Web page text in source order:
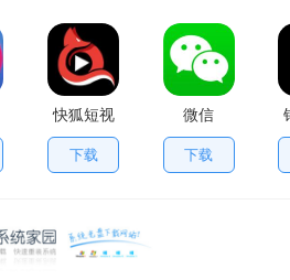
快狐短视
频
下载
微信
下载